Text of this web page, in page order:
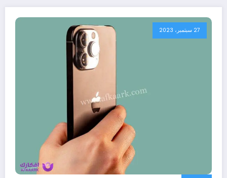
27 سبتمبر، 2023